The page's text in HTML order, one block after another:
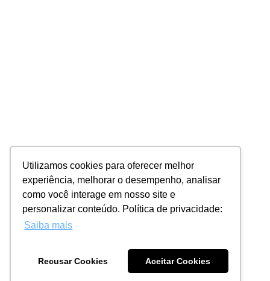
Utilizamos cookies para oferecer melhor
experiência, melhorar o desempenho, analisar
como você interage em nosso site e
personalizar conteúdo. Política de privacidade:
Saiba mais
Recusar Cookies Aceitar Cookies